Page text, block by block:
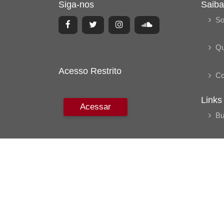
Siga-nos
Acesso Restrito
Acessar